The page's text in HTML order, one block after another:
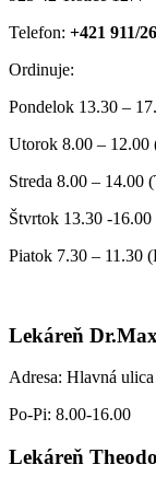
Telefon: +421 911/
Ordinuje:
Pondelok 13.30 –
Utorok 8.00 – 12.00
Streda 8.00 – 14.00
Štvrtok 13.30 -
Piatok 7.30 – 11.30
Lekáreň
Adresa: Hlavná
Po-Pi: 8.00-16.00
Lekáreň